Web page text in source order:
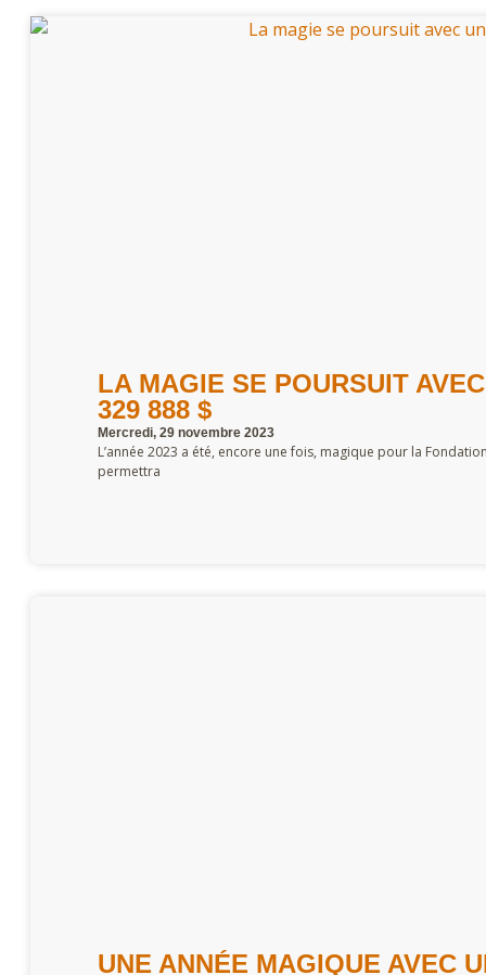
LA MAGIE SE POURSUIT
329 888 $
Mercredi, 29 novembre 2023
L’année 2023 a été, encore une fois, magique pour la
permettra
UNE ANNÉE MAGIQUE AVEC